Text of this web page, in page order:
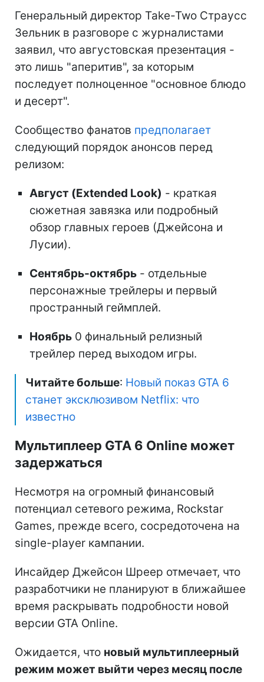
Генеральный директор Take-Two Страусс
Зельник в разговоре с журналистами
заявил, что августовская презентация -
это лишь "аперитив", за которым
последует полноценное "основное блюдо
и десерт".
Сообщество фанатов предполагает
следующий порядок анонсов перед
релизом:
Август (Extended Look) - краткая
сюжетная завязка или подробный
обзор главных героев (Джейсона и
Лусии).
Сентябрь-октябрь - отдельные
персонажные трейлеры и первый
пространный геймплей.
Ноябрь 0 финальный релизный
трейлер перед выходом игры.
Читайте больше: Новый показ GTA 6
станет эксклюзивом Netflix: что
известно
Мультиплеер GTA 6 Online может
задержаться
Несмотря на огромный финансовый
потенциал сетевого режима, Rockstar
Games, прежде всего, сосредоточена на
single-player кампании.
Инсайдер Джейсон Шреер отмечает, что
разработчики не планируют в ближайшее
время раскрывать подробности новой
версии GTA Online.
Ожидается, что новый мультиплеерный
режим может выйти через месяц после